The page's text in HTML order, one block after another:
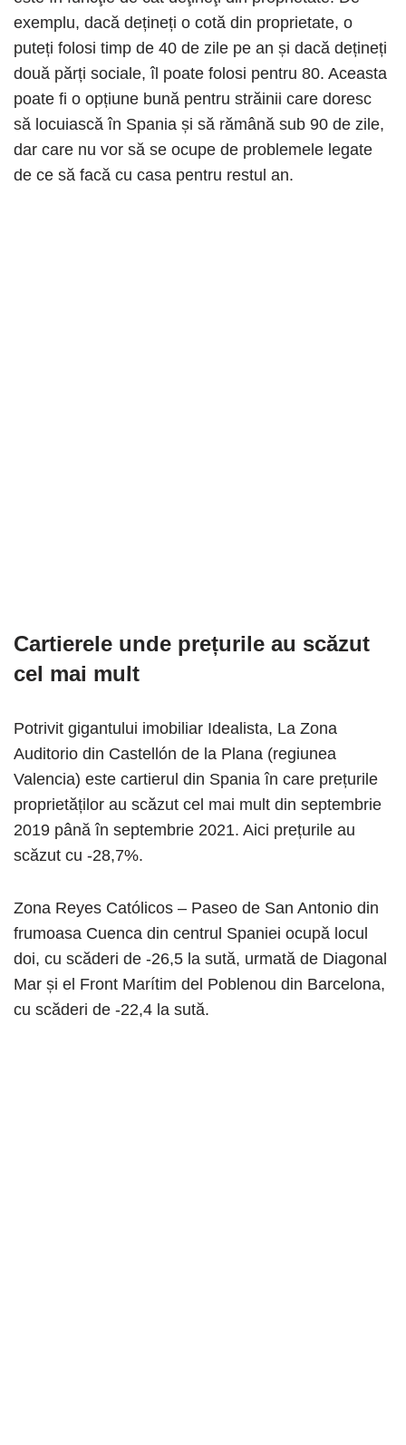
exemplu, dacă dețineți o cotă din proprietate, o
puteți folosi timp de 40 de zile pe an și dacă dețineți
două părți sociale, îl poate folosi pentru 80. Aceasta
poate fi o opțiune bună pentru străinii care doresc
să locuiască în Spania și să rămână sub 90 de zile,
dar care nu vor să se ocupe de problemele legate
de ce să facă cu casa pentru restul an.
Cartierele unde prețurile au scăzut
cel mai mult
Potrivit gigantului imobiliar Idealista, La Zona
Auditorio din Castellón de la Plana (regiunea
Valencia) este cartierul din Spania în care prețurile
proprietăților au scăzut cel mai mult din septembrie
2019 până în septembrie 2021. Aici prețurile au
scăzut cu -28,7%.
Zona Reyes Católicos – Paseo de San Antonio din
frumoasa Cuenca din centrul Spaniei ocupă locul
doi, cu scăderi de -26,5 la sută, urmată de Diagonal
Mar și el Front Marítim del Poblenou din Barcelona, ​​
cu scăderi de -22,4 la sută.